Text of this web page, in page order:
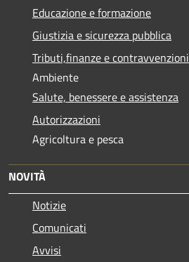
Educazione e formazione
Giustizia e sicurezza pubblica
Tributi,finanze e contravvenzioni
Ambiente
Salute, benessere e assistenza
Autorizzazioni
Agricoltura e pesca
NOVITÀ
Notizie
Comunicati
Avvisi